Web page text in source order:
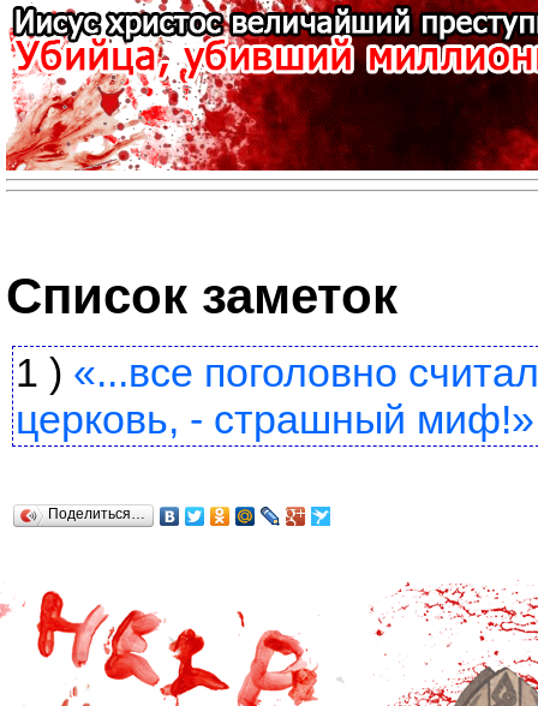
Список заметок
1 ) «...все поголовно
церковь, - страшный миф!»
Поделиться…